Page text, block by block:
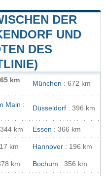
DER
UND
DES
km München : 672 km
Main :
Düsseldorf : 396 km
km Essen : 366 km
km Hannover : 196 km
km Bochum : 356 km